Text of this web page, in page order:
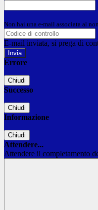
Non hai una e-mail associata al
E-mail inviata, si prega di
Errore
Chiudi
Successo
Chiudi
Informazione
Chiudi
Attendere...
Attendere il completamento